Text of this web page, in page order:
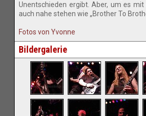
Unentschieden ergibt. Aber, um es
auch nahe stehen wie „Brother To
Fotos von Yvonne
Bildergalerie